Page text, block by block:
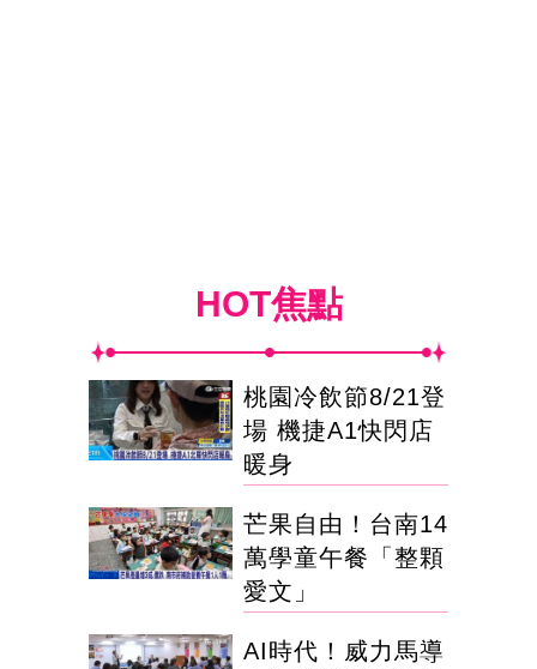
HOT焦點
桃園冷飲節8/21登
場 機捷A1快閃店
暖身
芒果自由！台南14
萬學童午餐「整顆
愛文」
AI時代！威力馬導